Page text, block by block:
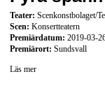
Teater: Scenkonstbolaget/
Scen: Konsertteatern
Premiärdatum: 2019-03-
Premiärort: Sundsvall
Läs mer